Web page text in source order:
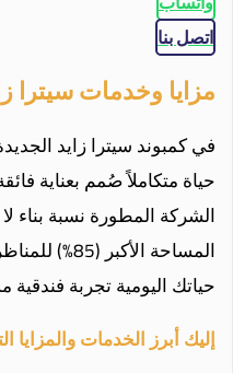
اتصل بنا
مزايا وخدمات سيترا
في كمبوند سيترا زايد
حياة متكاملاً صُمم بعناية
المساحة
حياتك اليومية تجربة
إليك أبرز الخدمات والمزايا